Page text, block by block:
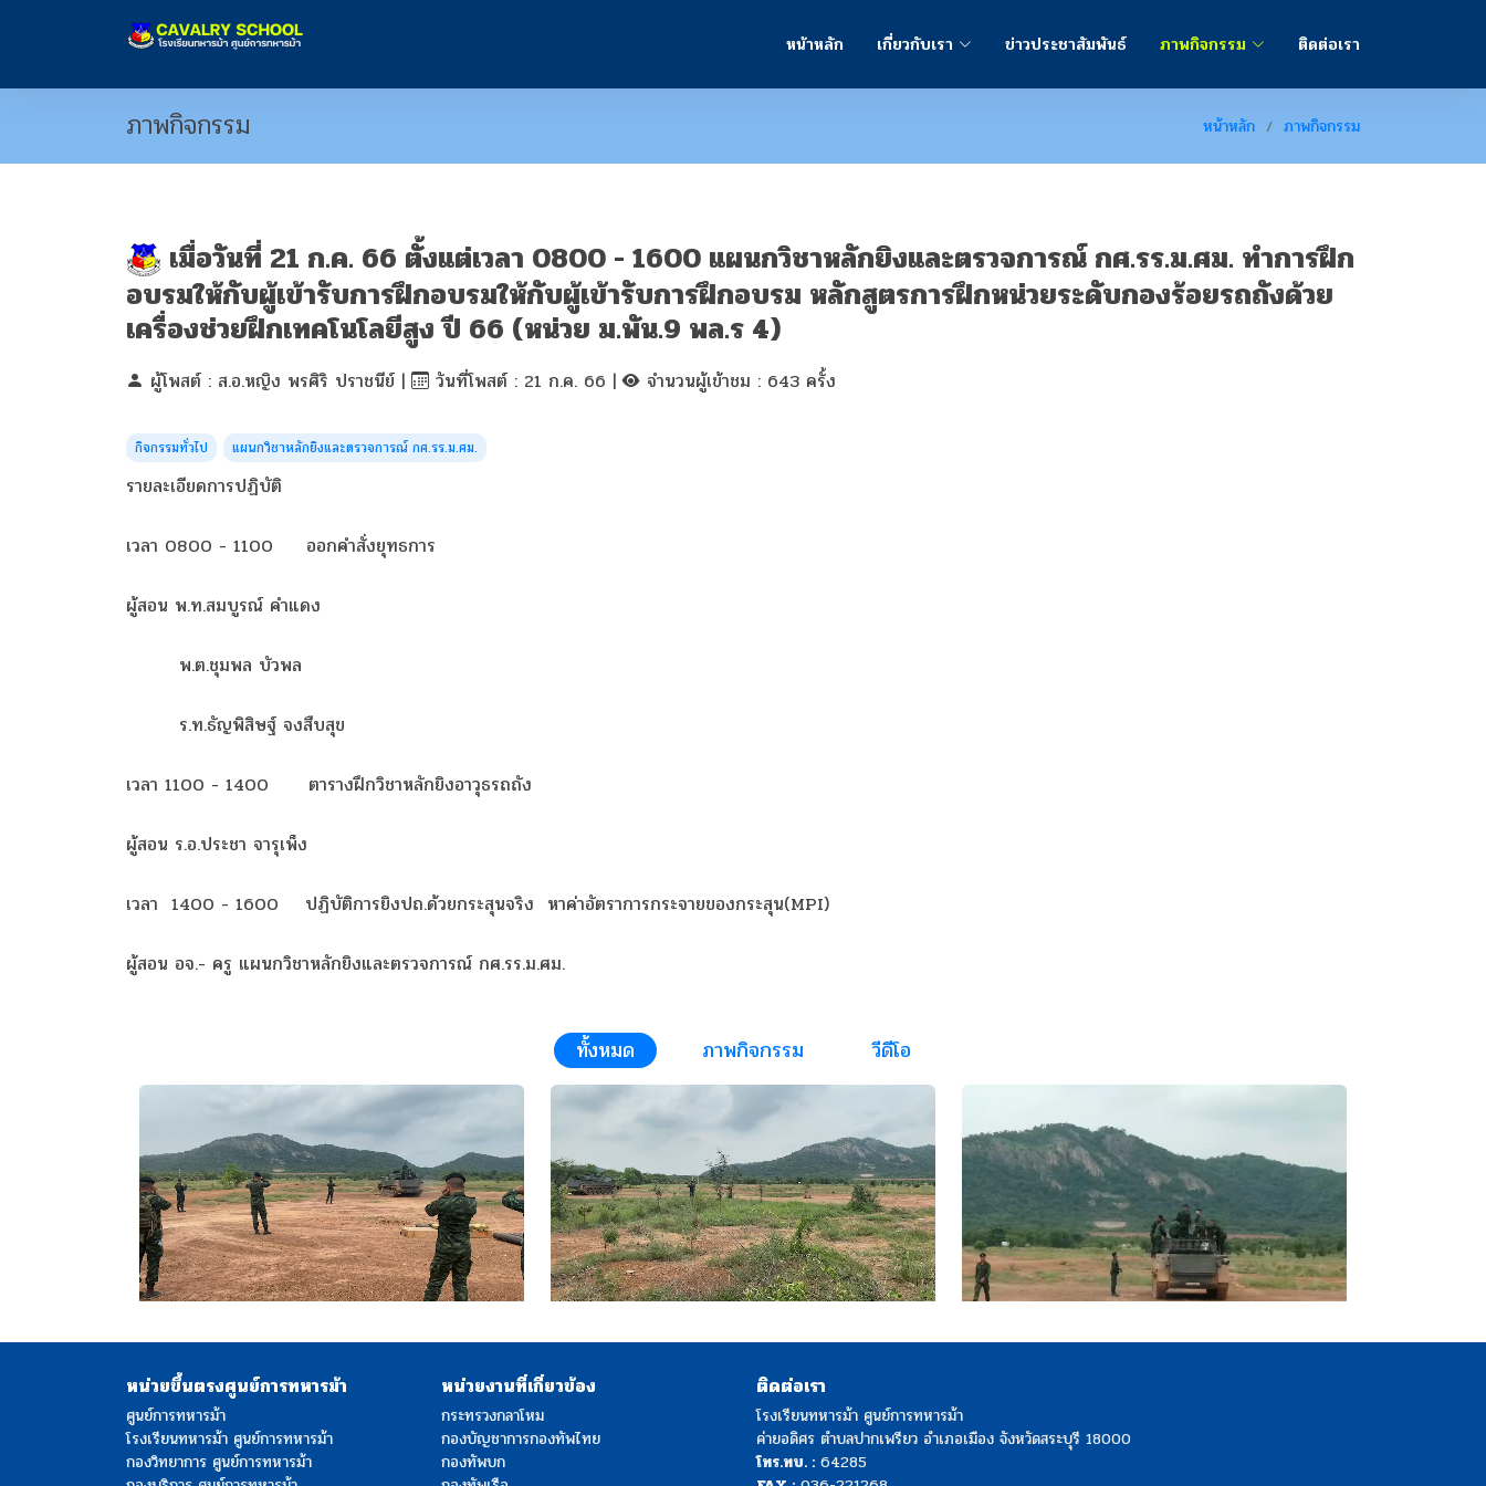
หน้าหลัก เกี่ยวกับเรา ข่าวประชาสัมพันธ์ ภาพกิจกรรม ติดต่อเรา
ภาพกิจกรรม หน้าหลัก ภาพกิจกรรม
เมื่อวันที่ 21 ก.ค. 66 ตั้งแต่เวลา 0800 - 1600 แผนกวิชาหลักยิงและตรวจการณ์ กศ.รร.ม.ศม. ทำการฝึก
อบรมให้กับผู้เข้ารับการฝึกอบรมให้กับผู้เข้ารับการฝึกอบรม หลักสูตรการฝึกหน่วยระดับกองร้อยรถถังด้วย
เครื่องช่วยฝึกเทคโนโลยีสูง ปี 66 (หน่วย ม.พัน.9 พล.ร 4)
ผู้โพสต์ : ส.อ.หญิง พรศิริ ปราชนีย์ | วันที่โพสต์ : 21 ก.ค. 66 | จำนวนผู้เข้าชม : 643 ครั้ง
กิจกรรมทั่วไป แผนกวิชาหลักยิงและตรวจการณ์ กศ.รร.ม.ศม.
รายละเอียดการปฏิบัติ
เวลา 0800 - 1100 ออกคำสั่งยุทธการ
ผู้สอน พ.ท.สมบูรณ์ คำแดง
พ.ต.ชุมพล บัวพล
ร.ท.ธัญพิสิษฐ์ จงสืบสุข
เวลา 1100 - 1400 ตารางฝึกวิชาหลักยิงอาวุธรถถัง
ผู้สอน ร.อ.ประชา จารุเพ็ง
เวลา 1400 - 1600 ปฏิบัติการยิงปถ.ด้วยกระสุนจริง หาค่าอัตราการกระจายของกระสุน(MPI)
ผู้สอน อจ.- ครู แผนกวิชาหลักยิงและตรวจการณ์ กศ.รร.ม.ศม.
ทั้งหมด ภาพกิจกรรม วีดีโอ
หน่วยขึ้นตรงศูนย์การทหารม้า
ศูนย์การทหารม้า
โรงเรียนทหารม้า ศูนย์การทหารม้า
กองวิทยาการ ศูนย์การทหารม้า
หน่วยงานที่เกี่ยวข้อง
กระทรวงกลาโหม
กองบัญชาการกองทัพไทย
กองทัพบก
ติดต่อเรา
โรงเรียนทหารม้า ศูนย์การทหารม้า
ค่ายอดิศร ตำบลปากเพรียว อำเภอเมือง จังหวัดสระบุรี 18000
โทร.ทบ. : 64285